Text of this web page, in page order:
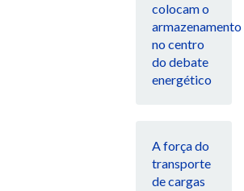
colocam o
armazenamento
no centro
do debate
energético
A força do
transporte
de cargas